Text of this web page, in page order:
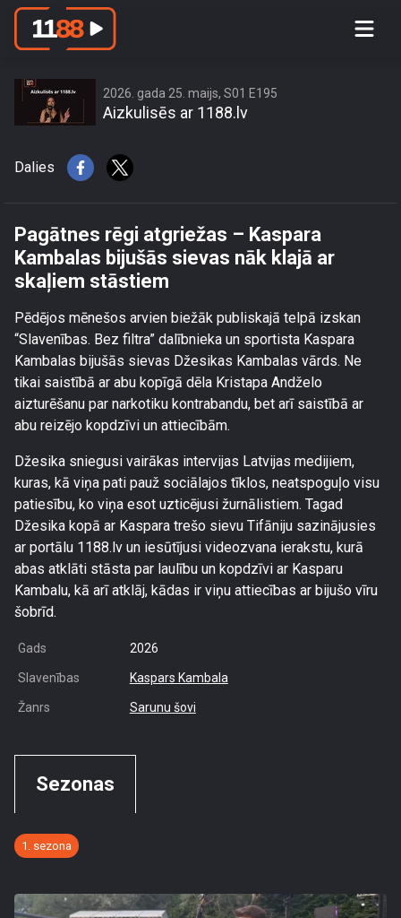
Pagātnes rēgi atgriežas – Kaspara
2026. gada 25. maijs, S01 E195
Aizkulisēs ar 1188.lv
Dalies
Pagātnes rēgi atgriežas – Kaspara
Kambalas bijušās sievas nāk klajā ar
skaļiem stāstiem
Pēdējos mēnešos arvien biežāk publiskajā telpā izskan
“Slavenības. Bez filtra” dalībnieka un sportista Kaspara
Kambalas bijušās sievas Džesikas Kambalas vārds. Ne
tikai saistībā ar abu kopīgā dēla Kristapa Andželo
aizturēšanu par narkotiku kontrabandu, bet arī saistībā ar
abu reizējo kopdzīvi un attiecībām.
Džesika sniegusi vairākas intervijas Latvijas medijiem,
kuras, kā viņa pati pauž sociālajos tīklos, neatspoguļo visu
patiesību, ko viņa esot uzticējusi žurnālistiem. Tagad
Džesika kopā ar Kaspara trešo sievu Tifāniju sazinājusies
ar portālu 1188.lv un iesūtījusi videozvana ierakstu, kurā
abas atklāti stāsta par laulību un kopdzīvi ar Kasparu
Kambalu, kā arī atklāj, kādas ir viņu attiecības ar bijušo vīru
šobrīd.
Gads 2026
Slavenības Kaspars Kambala
Žanrs Sarunu šovi
Sezonas
1. sezona